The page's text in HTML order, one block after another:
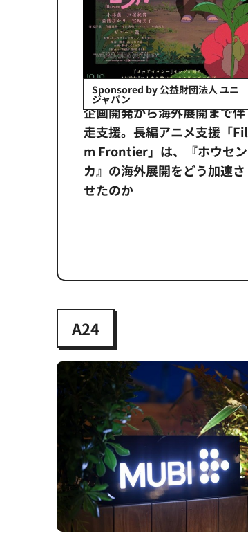
Sponsored by 公益財団法人 ユニ
ジャパン
企画開発から海外展開まで伴
走支援。長編アニメ支援「Fil
m Frontier」は、『ホウセン
カ』の海外展開をどう加速さ
せたのか
A24